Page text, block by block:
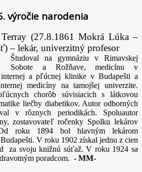
výročie narodenia
(27.8.1861 Mokrá Lúka –
– lekár, univerzitný profesor
Študoval na gymnáziu v Rimavskej
Sobote a Rožňave, medicínu v
internej a pľúcnej klinike v Budapešti a
medicíny na tamojšej univerzite.
chorôb súvisiacich s látkovou
liečby diabetikov. Autor odborných
v rôznych periodikách. Spoluautor
zostavovateľ ročenky Spolku lekárov
roku 1894 bol hlavným lekárom
V roku 1902 získal jednu z cien
za svoju knižnú súťaž. V roku 1924 sa
poradcom. - MM-